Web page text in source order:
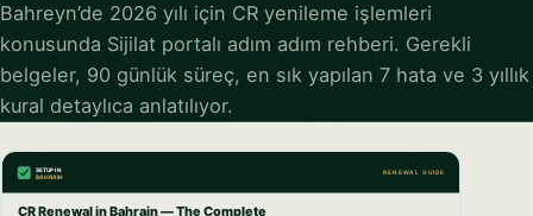
Bahreyn’de 2026 yılı için CR yenileme işlemleri
konusunda Sijilat portalı adım adım rehberi. Gerekli
belgeler, 90 günlük süreç, en sık yapılan 7 hata ve 3 yıllık
kural detaylıca anlatılıyor.